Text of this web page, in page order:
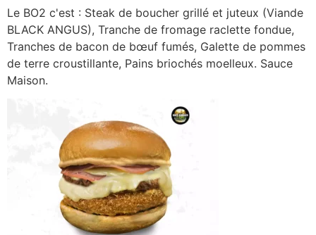
Le BO2 c'est : Steak de boucher grillé et juteux (Viande
BLACK ANGUS), Tranche de fromage raclette fondue,
Tranches de bacon de bœuf fumés, Galette de pommes
de terre croustillante, Pains briochés moelleux. Sauce
Maison.